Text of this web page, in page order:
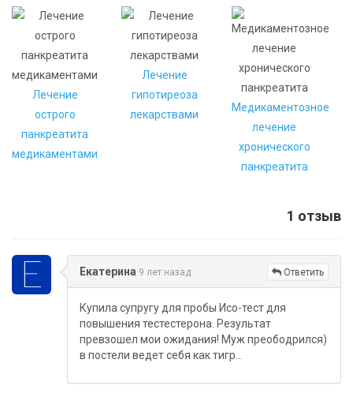
Лечение
острого
панкреатита
медикаментами
Лечение
гипотиреоза
лекарствами
Медикаментозное
лечение
хронического
панкреатита
1 отзыв
Екатерина 9 лет назад Ответить
Купила супругу для пробы Исо-тест для
повышения тестестерона. Результат
превзошел мои ожидания! Муж преободрился)
в постели ведет себя как тигр…